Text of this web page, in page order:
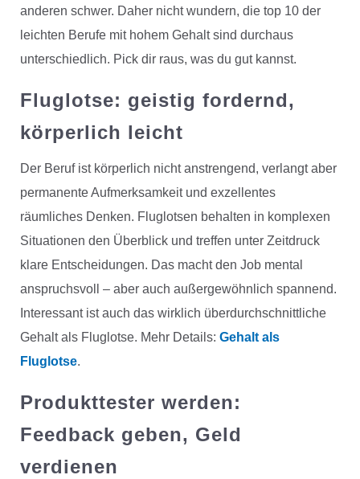
anderen schwer. Daher nicht wundern, die top 10 der
leichten Berufe mit hohem Gehalt sind durchaus
unterschiedlich. Pick dir raus, was du gut kannst.
Fluglotse: geistig fordernd,
körperlich leicht
Der Beruf ist körperlich nicht anstrengend, verlangt aber
permanente Aufmerksamkeit und exzellentes
räumliches Denken. Fluglotsen behalten in komplexen
Situationen den Überblick und treffen unter Zeitdruck
klare Entscheidungen. Das macht den Job mental
anspruchsvoll – aber auch außergewöhnlich spannend.
Interessant ist auch das wirklich überdurchschnittliche
Gehalt als Fluglotse. Mehr Details: Gehalt als
Fluglotse.
Produkttester werden:
Feedback geben, Geld
verdienen